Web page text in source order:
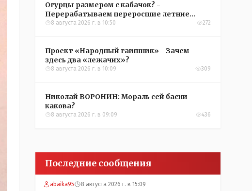
Огурцы размером с кабачок? -
Перерабатываем переросшие летние
овощи, чтобы вкусно съесть зимой
8 августа 2026 г. в 10:50 272
Проект «Народный гаишник» - Зачем
здесь два «лежачих»?
8 августа 2026 г. в 10:09 309
Николай ВОРОНИН: Мораль сей басни
какова?
8 августа 2026 г. в 09:09 436
Последние сообщения
abaika95 8 августа 2026 г. в 15:09